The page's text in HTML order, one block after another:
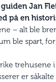
Jan
på en
– alt ble
ble spart,
trehusene
er